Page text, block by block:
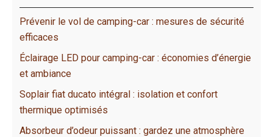
Prévenir le vol de camping-car : mesures de sécurité
efficaces
Éclairage LED pour camping-car : économies d’énergie
et ambiance
Soplair fiat ducato intégral : isolation et confort
thermique optimisés
Absorbeur d’odeur puissant : gardez une atmosphère